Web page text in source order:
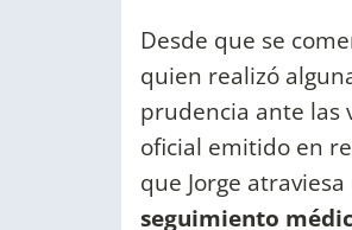
Desde que se
quien realizó
prudencia ante las
oficial emitido en
que Jorge
seguimiento